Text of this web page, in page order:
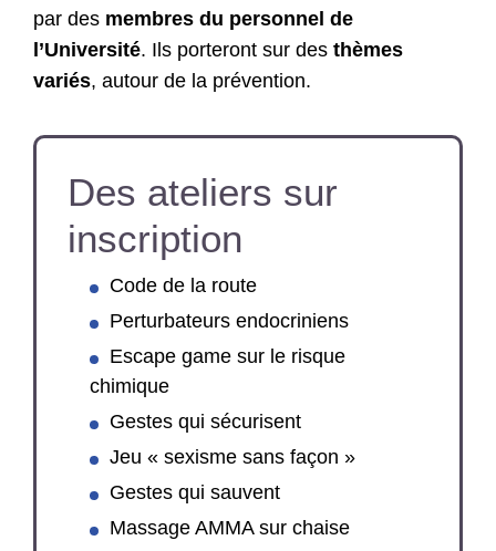
par des membres du personnel de
l’Université. Ils porteront sur des thèmes
variés, autour de la prévention.
Des ateliers sur
inscription
Code de la route
Perturbateurs endocriniens
Escape game sur le risque
chimique
Gestes qui sécurisent
Jeu « sexisme sans façon »
Gestes qui sauvent
Massage AMMA sur chaise